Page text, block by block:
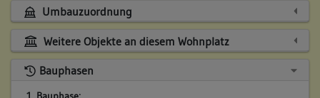
Umbauzuordnung
Weitere Objekte an diesem Wohnplatz
Bauphasen